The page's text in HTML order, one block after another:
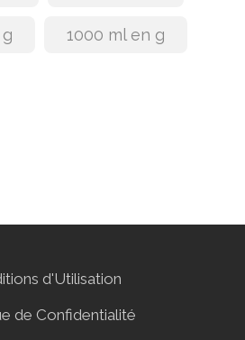
1000 ml en g
d'Utilisation
de Confidentialité